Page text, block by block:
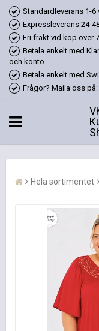
Standardleverans 1-6
Expressleverans 24-
Fri frakt vid köp över
Betala enkelt med
och konto
Betala enkelt med
Frågor? Maila oss
Hela sortimentet